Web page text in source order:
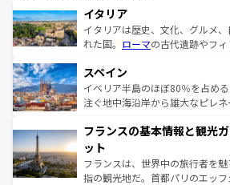
イタリア
イタリアは歴史、文化、グルメ
れた国。 ローマの古代遺跡やフ
ろん、トスカーナの美しい田園風
景など、自然景観も見逃せない
ピザやパスタなど、絶品のイタ
ませてくれるイタリアで、忘れ
なお、新着のイタリア情報は
しい。
スペイン
イベリア半島のほぼ80％を占め
注ぐ地中海沿岸から雄大なピレ
文化が根付くこの国では、情熱
れる闘牛、そして美味しいタパス
る。首都マドリードの洗練され
アートに溢れた街角から、地方
フランスの基本情報と観光
ット
フランスは、世界中の旅行者を
指の観光地だ。首都パリのエッ